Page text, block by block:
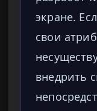
экране.
свои
внедрить